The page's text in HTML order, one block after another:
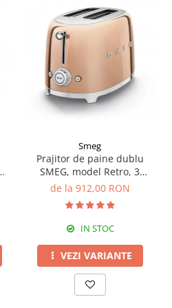
Smeg
Prajitor de paine dublu
SMEG, model Retro, 3
functii
de la 912,00 RON
IN STOC
VEZI VARIANTE